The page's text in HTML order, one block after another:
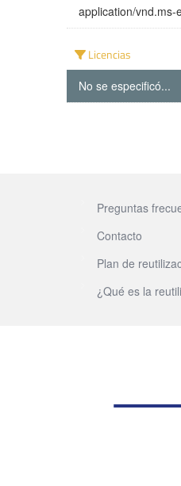
application/vnd.ms-
Licencias
No se especificó...
Preguntas
Contacto
Plan de
¿Qué es la